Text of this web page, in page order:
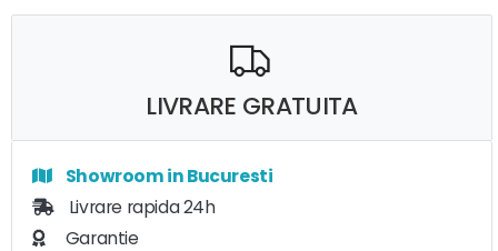
LIVRARE GRATUITA
Showroom in Bucuresti
Livrare rapida 24h
Garantie